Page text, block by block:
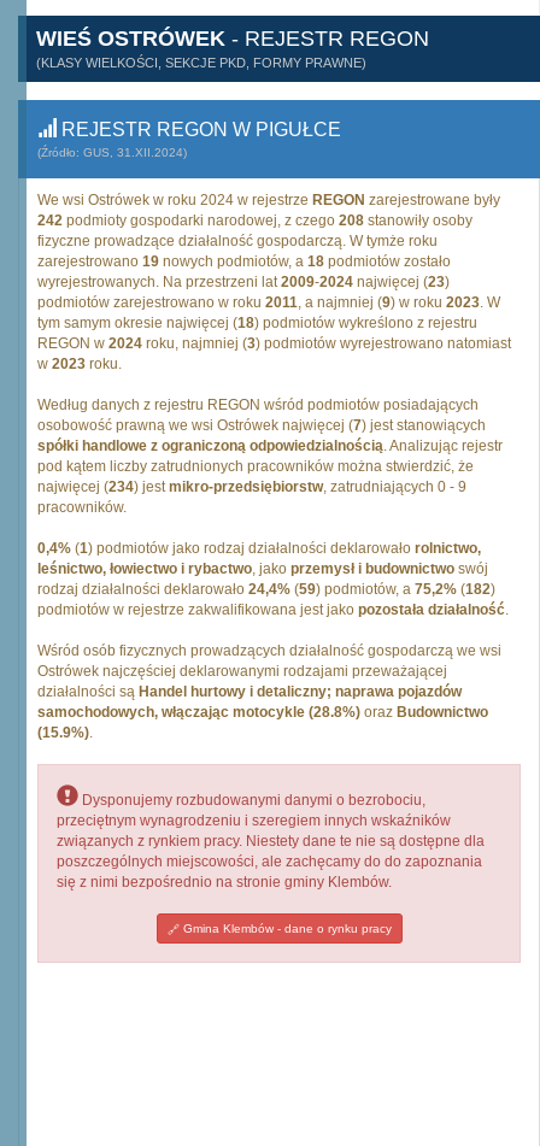
WIEŚ OSTRÓWEK - REJESTR REGON
(KLASY WIELKOŚCI, SEKCJE PKD, FORMY PRAWNE)
REJESTR REGON W PIGUŁCE
(Źródło: GUS, 31.XII.2024)
We wsi Ostrówek w roku 2024 w rejestrze REGON zarejestrowane były
242 podmioty gospodarki narodowej, z czego 208 stanowiły osoby
fizyczne prowadzące działalność gospodarczą. W tymże roku
zarejestrowano 19 nowych podmiotów, a 18 podmiotów zostało
wyrejestrowanych. Na przestrzeni lat2009-2024 najwięcej (23)
podmiotów zarejestrowano w roku 2011, a najmniej (9) w roku 2023. W
tym samym okresie najwięcej (18) podmiotów wykreślono z rejestru
REGON w 2024 roku, najmniej (3) podmiotów wyrejestrowano natomiast
w 2023 roku.
Według danych z rejestru REGON wśród podmiotów posiadających
osobowość prawną we wsi Ostrówek najwięcej (7) jest stanowiących
spółki handlowe z ograniczoną odpowiedzialnością. Analizując rejestr
pod kątem liczby zatrudnionych pracowników można stwierdzić, że
najwięcej (234) jestmikro-przedsiębiorstw, zatrudniających 0 - 9
pracowników.
0,4% (1) podmiotów jako rodzaj działalności deklarowało rolnictwo,
leśnictwo, łowiectwo i rybactwo, jako przemysł i budownictwo swój
rodzaj działalności deklarowało 24,4% (59) podmiotów, a 75,2% (182)
podmiotów w rejestrze zakwalifikowana jest jako pozostała działalność.
Wśród osób fizycznych prowadzących działalność gospodarczą we wsi
Ostrówek najczęściej deklarowanymi rodzajami przeważającej
działalności są Handel hurtowy i detaliczny; naprawa pojazdów
samochodowych, włączając motocykle (28.8%) oraz Budownictwo
(15.9%).
Dysponujemy rozbudowanymi danymi o bezrobociu,
przeciętnym wynagrodzeniu i szeregiem innych wskaźników
związanych z rynkiem pracy. Niestety dane te nie są dostępne dla
poszczególnych miejscowości, ale zachęcamy do do zapoznania
się z nimi bezpośrednio na stronie gminy Klembów.
Gmina Klembów - dane o rynku pracy